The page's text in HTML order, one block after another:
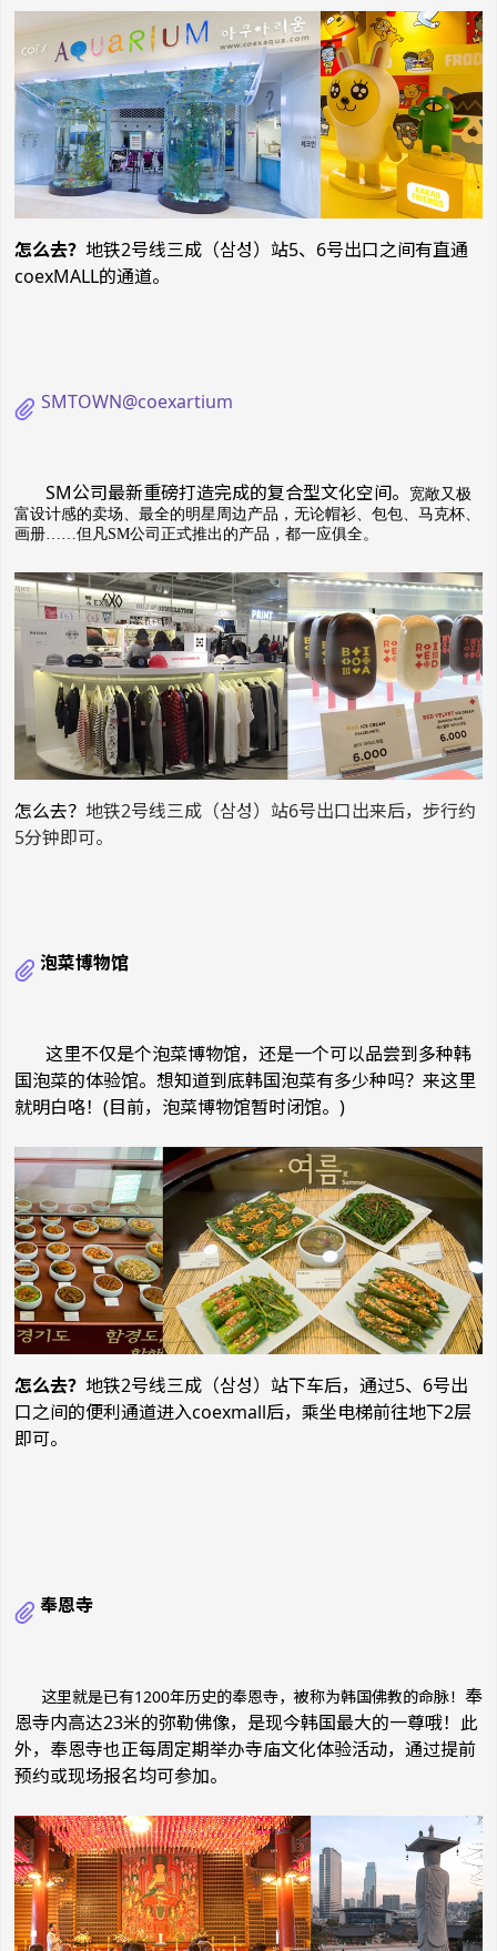
怎么去？ 地铁2号线三成（삼성）站5、6号出口之间有直通
coexMALL的通道。
SMTOWN@coexartium
SM公司最新重磅打造完成的复合型文化空间。
宽敞又极
富设计感的卖场、最全的明星周边产品，无论帽衫、包包、马克杯、
画册
但凡SM公司正式推出的产品，都一应俱全。
怎么去？ 地铁2号线三成（삼성）站6号出口出来后，步行约
5分钟即可。
泡菜博物馆
这里不仅是个泡菜博物馆，还是一个可以品尝到多种韩
国泡菜的体验馆。想知道到底韩国泡菜有多少种吗？来这里
就明白咯！(目前，泡菜博物馆暂时闭馆。)
怎么去？ 地铁2号线三成（삼성）站下车后，通过5、6号出
口之间的便利通道进入coexmall后，乘坐电梯前往地下2层
即可。
奉恩寺
这里就是已有1200年历史的奉恩寺，被称为韩国佛教的命脉！ 奉
恩寺内高达23米的弥勒佛像，是现今韩国最大的一尊哦！此
外，奉恩寺也正每周定期举办寺庙文化体验活动，通过提前
预约或现场报名均可参加。